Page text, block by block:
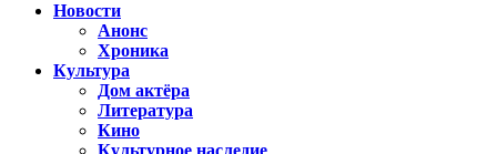
Новости
Анонс
Хроника
Культура
Дом актёра
Литература
Кино